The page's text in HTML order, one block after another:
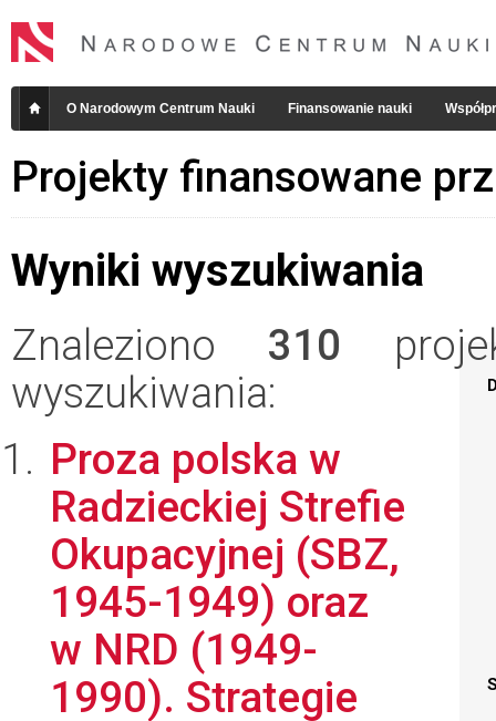
O Narodowym Centrum Nauki Finansowanie nauki
Projekty finansowane
Wyniki wyszukiwania
Znaleziono 310
wyszukiwania:
Proza polska w
Radzieckiej Strefie
Okupacyjnej (SBZ,
1945-1949) oraz
w NRD (1949-
1990). Strategie